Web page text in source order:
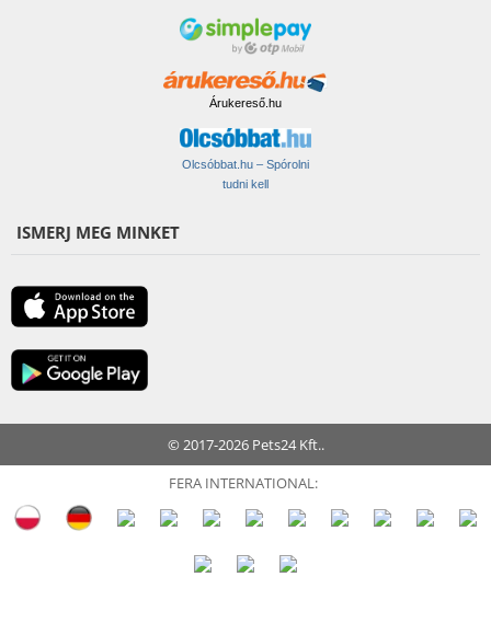
Árukereső.hu
Olcsóbbat.hu – Spórolni
tudni kell
ISMERJ MEG MINKET
© 2017-2026 Pets24 Kft..
FERA INTERNATIONAL: